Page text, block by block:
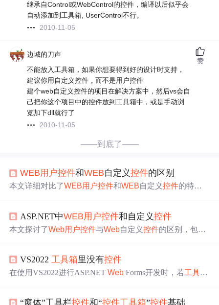
继承自Control或WebControl的控件，编译以后似乎会
自动添加到工具箱, UserControl不行。
2010-11-05
边城的刀声
不能放入工具箱，如果你想要得到好的设计时支持，
建议你用自定义控件，而不是用户控件
建个web自定义控件的项目在解决方案中，然后vs会自
己把你这个项目中的控件放到工具箱中，或是手动浏
览加下dll就行了
2010-11-05
赞
——到底了——
WEB用户控件和WEB自定义控件的区别
本文详细对比了WEB用户控件和WEB自定义控件的特点
更易于使用，适合动态布局。
ASP.NET中WEB用户控件和自定义控件
本文探讨了Web用户控件与Web自定义控件的区别，包括
VS2022 工具箱里没有控件
在使用VS2022进行ASP.NETWeb Forms开发时，若工具箱
中选择并安装“.NET Framework 3.5 开发工具”组件。
“窗体”工具栏控件和“控件工具箱”控件基础